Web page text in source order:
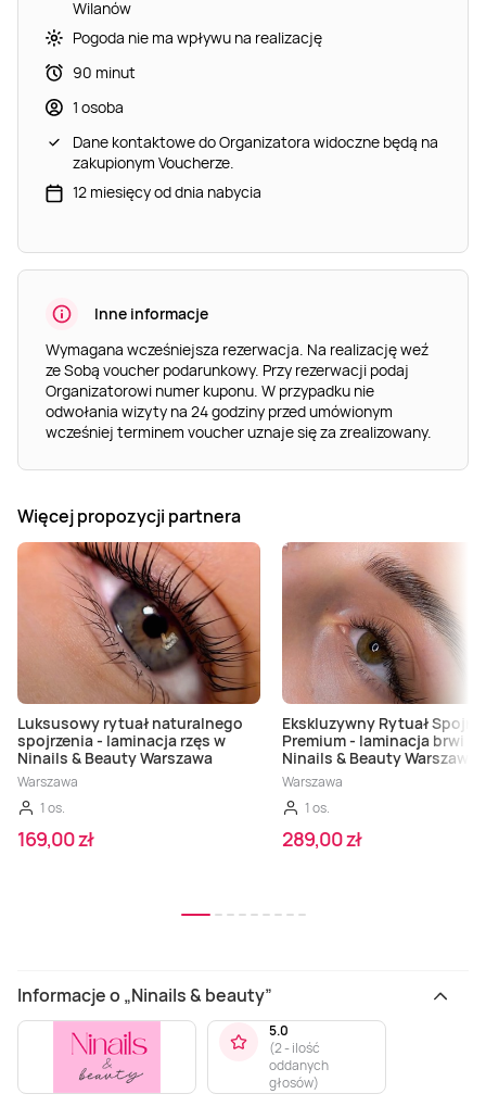
Wilanów
Pogoda nie ma wpływu na realizację
90 minut
1 osoba
Dane kontaktowe do Organizatora widoczne będą na
zakupionym Voucherze.
12 miesięcy od dnia nabycia
Inne informacje
Wymagana wcześniejsza rezerwacja. Na realizację weź
ze Sobą voucher podarunkowy. Przy rezerwacji podaj
Organizatorowi numer kuponu. W przypadku nie
odwołania wizyty na 24 godziny przed umówionym
wcześniej terminem voucher uznaje się za zrealizowany.
Więcej propozycji partnera
Luksusowy rytuał naturalnego
spojrzenia - laminacja rzęs w
Ninails & Beauty Warszawa
Warszawa
1 os.
169,00 zł
Ekskluzywny Rytuał
Premium - laminacja brwi i
Ninails & Beauty Warszawa
Warszawa
1 os.
289,00 zł
Informacje o „Ninails & beauty”
5.0
(2 - ilość
oddanych
głosów)